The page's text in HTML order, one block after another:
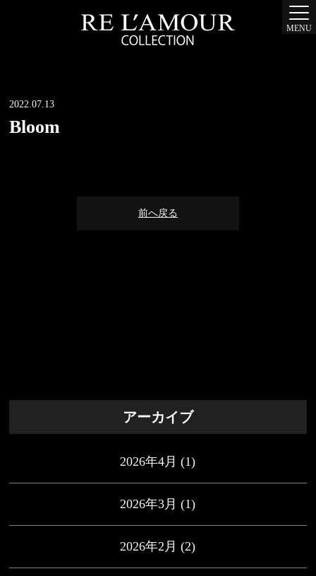
MENU
2022.07.13
Bloom
前へ戻る
アーカイブ
2026年4月 (1)
2026年3月 (1)
2026年2月 (2)